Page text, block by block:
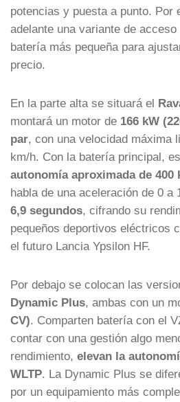
potencias y puesta a punto. Por
adelante una variante de
batería más pequeña para
precio.
En la parte alta se situará el
montará un motor de 166 kW
par, con una velocidad máxima
km/h. Con la batería principal,
autonomía aproximada de 400
habla de una aceleración de 0 a
6,9 segundos, cifrando su
pequeños deportivos eléctricos
el futuro Lancia Ypsilon HF.
Por debajo se colocan las
Dynamic Plus, ambas con un
CV). Comparten batería con el
contar con una gestión algo
rendimiento, elevan la
WLTP. La Dynamic Plus se
por un equipamiento más